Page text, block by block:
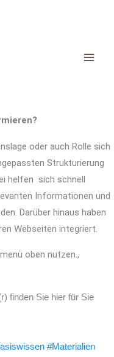
oder auch Rolle sich
Strukturierung
helfen sich schnell
Informationen und
Darüber hinaus haben
Webseiten integriert.
oben nutzen.,
finden Sie hier für Sie
#Materialien